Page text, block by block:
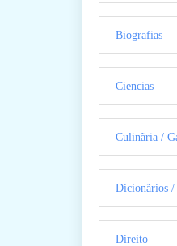
Biografias
Ciencias
Culinãria /
Dicionãrios /
Direito